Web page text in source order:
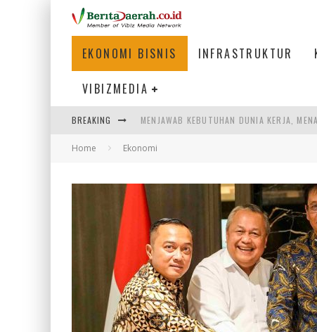
EKONOMI BISNIS INFRASTRUKTUR
VIBIZMEDIA
BREAKING PENUMPANG MENGAMBIL BAGASI DI
WARGA MEMANCING DI KAWASAN MEGAMAS,
MENJAWAB KEBUTUHAN DUNIA KERJA,
Home Ekonomi